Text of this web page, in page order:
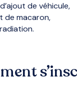
de véhicule,
de macaron,